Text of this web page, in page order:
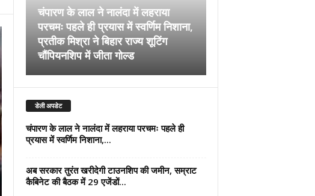
चंपारण के लाल ने नालंदा में लहराया
परचमः पहले ही प्रयास में स्वर्णिम निशाना,
प्रतीक मिश्रा ने बिहार राज्य शूटिंग
चौंपियनशिप में जीता गोल्ड
डेली अपडेट
चंपारण के लाल ने नालंदा में लहराया परचमः पहले ही
प्रयास में स्वर्णिम निशाना,...
अब सरकार तुरंत खरीदेगी टाउनशिप की जमीन, सम्राट
कैबिनेट की बैठक में 29 एजेंडों...